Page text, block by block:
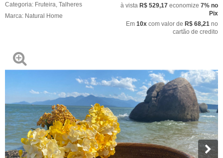
Categoria: Fruteira Talheres
Marca: Natural Home
à vista R$ 529,17 economize 7% no
Pix
Em 10x com valor de R$ 68,21 no
cartão de credito